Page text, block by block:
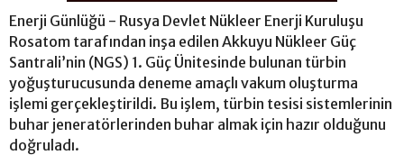
Enerji Günlüğü - Rusya Devlet Nükleer Enerji Kuruluşu
Rosatom tarafından inşa edilen Akkuyu Nükleer Güç
Santrali’nin (NGS) 1. Güç Ünitesinde bulunan türbin
yoğuşturucusunda deneme amaçlı vakum oluşturma
işlemi gerçekleştirildi. Bu işlem, türbin tesisi sistemlerinin
buhar jeneratörlerinden buhar almak için hazır olduğunu
doğruladı.